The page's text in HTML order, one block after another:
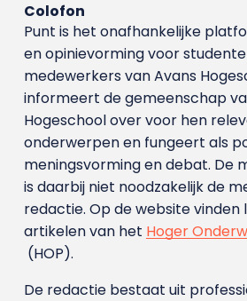
Colofon
Punt is het onafhankelijke
en opinievorming voor
medewerkers van Avans
informeert de gemeenschap
Hogeschool over voor hen
onderwerpen en fungeert als
meningsvorming en debat. De
is daarbij niet noodzakelijk de
redactie. Op de website vinden
artikelen van het Hoger
(HOP).
De redactie bestaat uit